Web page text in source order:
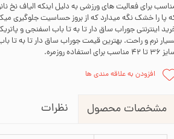
برای فعالیت های ورزشی به دلیل اینکه الیاف نخ
پا را خشک نگه میدارد که از بروز حساسیت جلوگیری
اینترنتی جوراب ساق دار تا به تا باب اسفنجی و
نرم و راحت. بهترین قیمت جوراب ساق دار تا به تا
مناسب برای استفاده روزمره.
افزودن به علاقه مندی ها
مشخصات محصول نظرات